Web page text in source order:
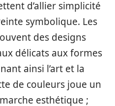
d’allier simplicité
symbolique. Les
des designs
délicats aux formes
ainsi l’art et la
de couleurs joue un
esthétique ;